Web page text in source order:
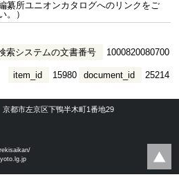
纂所ユニオンカタログへのリンクをご
。）
索システムの文書番号 1000820080700
document_id 25214
item_id 15980
京都市左京区下鴨半木町1番地29